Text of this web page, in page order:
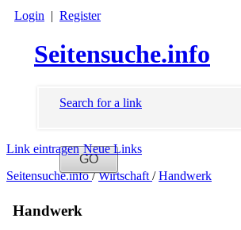
Login | Register
Seitensuche.info
Search for a link
Link eintragen Neue Links
Seitensuche.info/ Wirtschaft/ Handwerk
Handwerk